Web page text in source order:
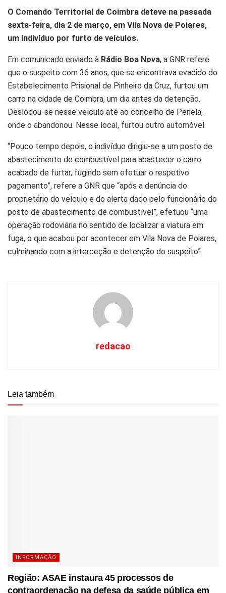
O Comando Territorial de Coimbra deteve na passada
sexta-feira, dia 2 de março, em Vila Nova de Poiares,
um indivíduo por furto de veículos.
Em comunicado enviado à Rádio Boa Nova, a GNR refere
que o suspeito com 36 anos, que se encontrava evadido do
Estabelecimento Prisional de Pinheiro da Cruz, furtou um
carro na cidade de Coimbra, um dia antes da detenção.
Deslocou-se nesse veículo até ao concelho de Penela,
onde o abandonou. Nesse local, furtou outro automóvel.
“Pouco tempo depois, o indivíduo dirigiu-se a um posto de
abastecimento de combustível para abastecer o carro
acabado de furtar, fugindo sem efetuar o respetivo
pagamento”, refere a GNR que “após a denúncia do
proprietário do veículo e do alerta dado pelo funcionário do
posto de abastecimento de combustível”, efetuou “uma
operação rodoviária no sentido de localizar a viatura em
fuga, o que acabou por acontecer em Vila Nova de Poiares,
culminando com a interceção e detenção do suspeito”.
redacao
Leia também
INFORMAÇÃO
Região: ASAE instaura 45 processos de
contraordenação na defesa da saúde pública em